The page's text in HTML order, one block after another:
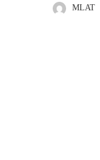
MLAT